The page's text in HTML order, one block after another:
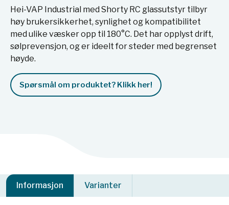
Hei-VAP Industrial med Shorty RC glassutstyr tilbyr
høy brukersikkerhet, synlighet og kompatibilitet
med ulike væsker opp til 180°C. Det har opplyst drift,
sølprevensjon, og er ideelt for steder med begrenset
høyde.
Spørsmål om produktet? Klikk her!
Informasjon Varianter